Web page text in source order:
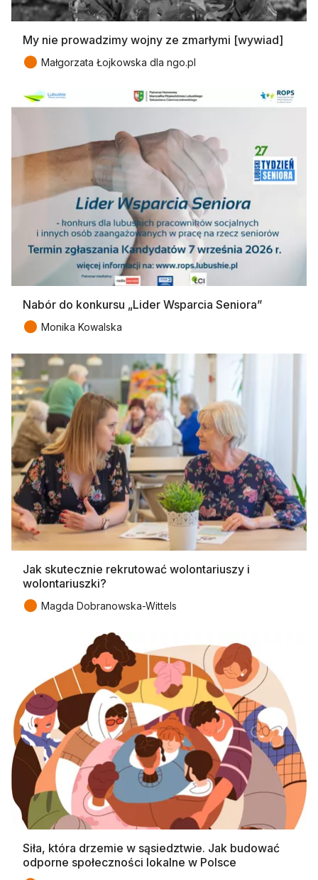
My nie prowadzimy wojny ze zmarłymi [wywiad]
● Małgorzata Łojkowska dla ngo.pl
Nabór do konkursu „Lider Wsparcia Seniora”
● Monika Kowalska
Jak skutecznie rekrutować wolontariuszy i
wolontariuszki?
● Magda Dobranowska-Wittels
Siła, która drzemie w sąsiedztwie. Jak budować
odporne społeczności lokalne w Polsce